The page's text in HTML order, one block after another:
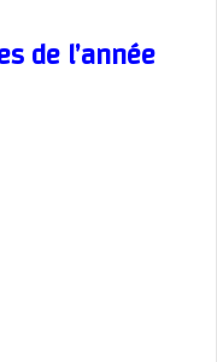
de l’année